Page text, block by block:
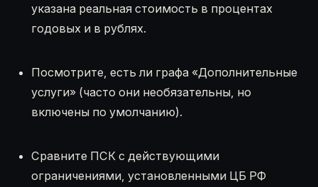
указана реальная стоимость в процентах
годовых и в рублях.
Посмотрите, есть ли графа «Дополнительные
услуги» (часто они необязательны, но
включены по умолчанию).
Сравните ПСК с действующими
ограничениями, установленными ЦБ РФ